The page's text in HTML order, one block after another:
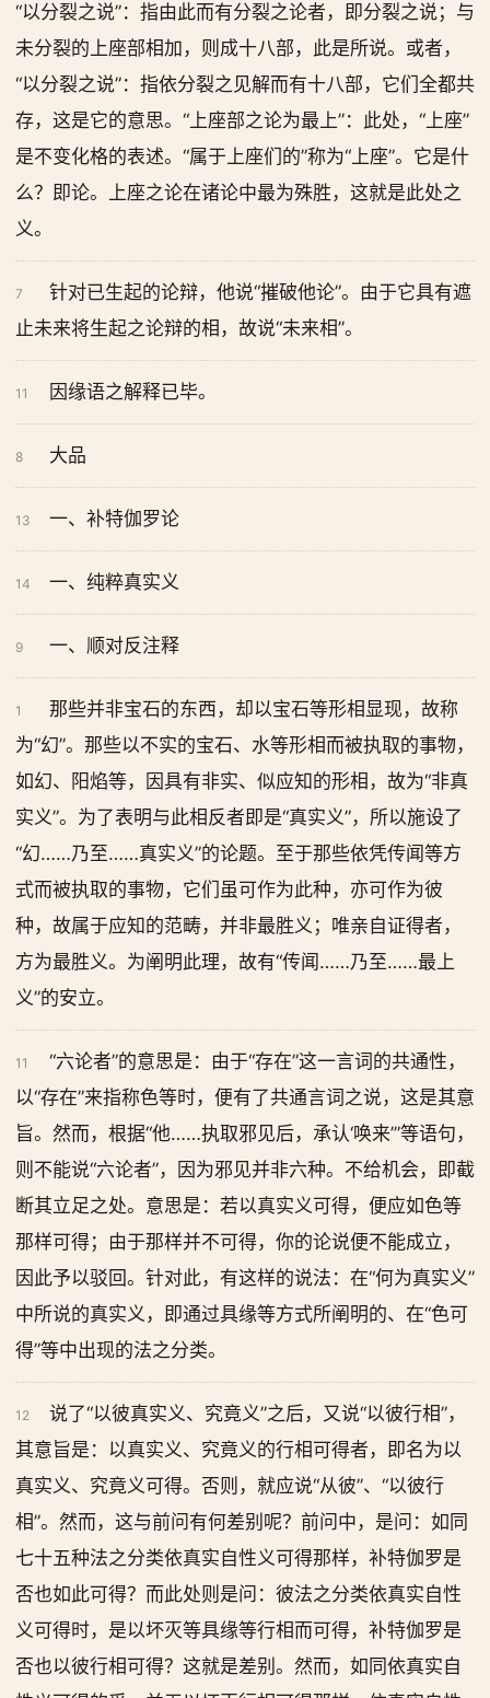
“以分裂之说”：指由此而有分裂之论者，即分裂之说；与
未分裂的上座部相加，则成十八部，此是所说。或者，
“以分裂之说”：指依分裂之见解而有十八部，它们全都共
存，这是它的意思。“上座部之论为最上”：此处，“上座”
是不变化格的表述。“属于上座们的”称为“上座”。它是什
么？即论。上座之论在诸论中最为殊胜，这就是此处之
义。
7
针对已生起的论辩，他说“摧破他论”。由于它具有遮
止未来将生起之论辩的相，故说“未来相”。
11 因缘语之解释已毕。
8 大品
13 一、补特伽罗论
14 一、纯粹真实义
9 一、顺对反注释
1
那些并非宝石的东西，却以宝石等形相显现，故称
为“幻”。那些以不实的宝石、水等形相而被执取的事物，
如幻、阳焰等，因具有非实、似应知的形相，故为“非真
实义”。为了表明与此相反者即是“真实义”，所以施设了
“幻……乃至……真实义”的论题。至于那些依凭传闻等方
式而被执取的事物，它们虽可作为此种，亦可作为彼
种，故属于应知的范畴，并非最胜义；唯亲自证得者，
方为最胜义。为阐明此理，故有“传闻……乃至……最上
义”的安立。
11
“六论者”的意思是：由于“存在”这一言词的共通性，
以“存在”来指称色等时，便有了共通言词之说，这是其意
旨。然而，根据“他……执取邪见后，承认‘唤来’”等语句，
则不能说“六论者”，因为邪见并非六种。不给机会，即截
断其立足之处。意思是：若以真实义可得，便应如色等
那样可得；由于那样并不可得，你的论说便不能成立，
因此予以驳回。针对此，有这样的说法：在“何为真实义”
中所说的真实义，即通过具缘等方式所阐明的、在“色可
得”等中出现的法之分类。
12
说了“以彼真实义、究竟义”之后，又说“以彼行相”，
其意旨是：以真实义、究竟义的行相可得者，即名为以
真实义、究竟义可得。否则，就应说“从彼”、“以彼行
相”。然而，这与前问有何差别呢？前问中，是问：如同
七十五种法之分类依真实自性义可得那样，补特伽罗是
否也如此可得？而此处则是问：彼法之分类依真实自性
义可得时，是以坏灭等具缘等行相而可得，补特伽罗是
否也以彼行相可得？这就是差别。然而，如同依真实自